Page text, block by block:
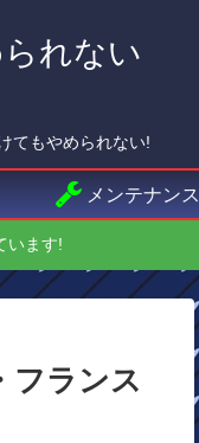
れない
もやめられない!
メンテナンス
います!
フランス